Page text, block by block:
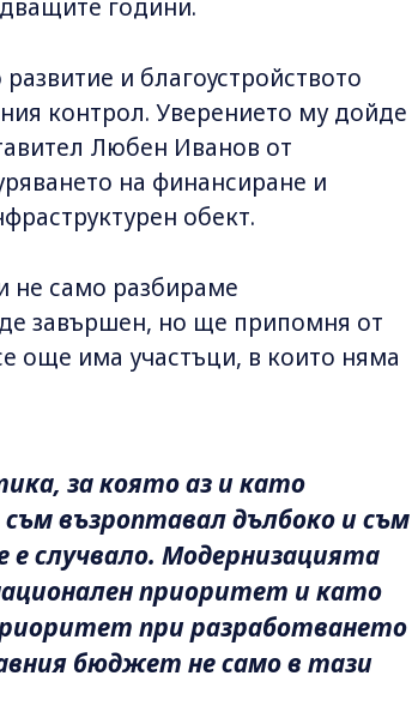
години.
и благоустройството
контрол. Уверението му дойде
Любен Иванов от
на финансиране и
обект.
не само разбираме
завършен, но ще припомня от
още има участъци, в които няма
за която аз и като
възроптавал дълбоко и съм
случвало. Модернизацията
приоритет и като
при разработването
бюджет не само в тази